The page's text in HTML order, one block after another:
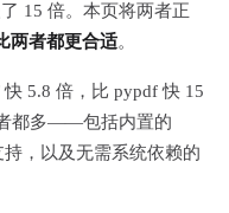
15 倍。本页将两者正
两者都更合适。
快 5.8 倍，比 pypdf 快 15
都多——包括内置的
，以及无需系统依赖的